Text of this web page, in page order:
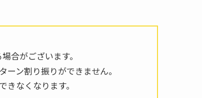
合がございます。
ーン割り振りができません。
なくなります。